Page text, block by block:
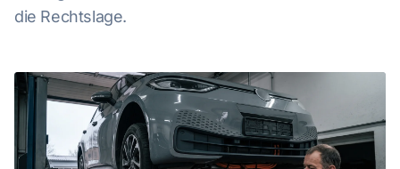
die Rechtslage.